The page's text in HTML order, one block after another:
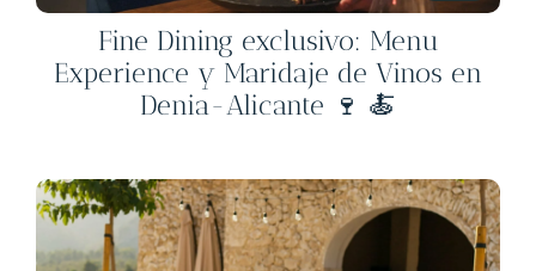
Fine Dining exclusivo: Menu
Experience y Maridaje de Vinos en
Denia-Alicante 🍷 🍝